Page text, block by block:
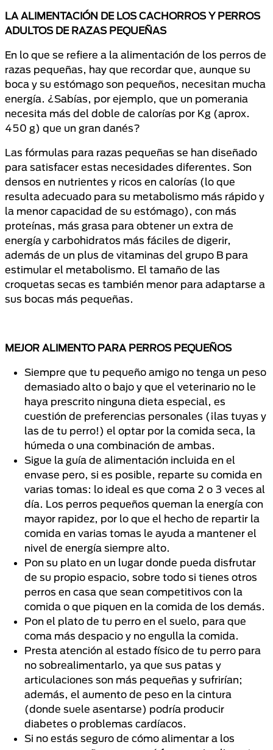
LA ALIMENTACIÓN DE LOS CACHORROS Y PERROS
ADULTOS DE RAZAS PEQUEÑAS
En lo que se refiere a la alimentación de los perros de
razas pequeñas, hay que recordar que, aunque su
boca y su estómago son pequeños, necesitan mucha
energía. ¿Sabías, por ejemplo, que un pomerania
necesita más del doble de calorías por Kg (aprox.
450 g) que un gran danés?
Las fórmulas para razas pequeñas se han diseñado
para satisfacer estas necesidades diferentes. Son
densos en nutrientes y ricos en calorías (lo que
resulta adecuado para su metabolismo más rápido y
la menor capacidad de su estómago), con más
proteínas, más grasa para obtener un extra de
energía y carbohidratos más fáciles de digerir,
además de un plus de vitaminas del grupo B para
estimular el metabolismo. El tamaño de las
croquetas secas es también menor para adaptarse a
sus bocas más pequeñas.
MEJOR ALIMENTO PARA PERROS PEQUEÑOS
Siempre que tu pequeño amigo no tenga un peso
demasiado alto o bajo y que el veterinario no le
haya prescrito ninguna dieta especial, es
cuestión de preferencias personales (¡las tuyas y
las de tu perro!) el optar por la comida seca, la
húmeda o una combinación de ambas.
Sigue la guía de alimentación incluida en el
envase pero, si es posible, reparte su comida en
varias tomas: lo ideal es que coma 2 o 3 veces al
día. Los perros pequeños queman la energía con
mayor rapidez, por lo que el hecho de repartir la
comida en varias tomas le ayuda a mantener el
nivel de energía siempre alto.
Pon su plato en un lugar donde pueda disfrutar
de su propio espacio, sobre todo si tienes otros
perros en casa que sean competitivos con la
comida o que piquen en la comida de los demás.
Pon el plato de tu perro en el suelo, para que
coma más despacio y no engulla la comida.
Presta atención al estado físico de tu perro para
no sobrealimentarlo, ya que sus patas y
articulaciones son más pequeñas y sufrirían;
además, el aumento de peso en la cintura
(donde suele asentarse) podría producir
diabetes o problemas cardíacos.
Si no estás seguro de cómo alimentar a los